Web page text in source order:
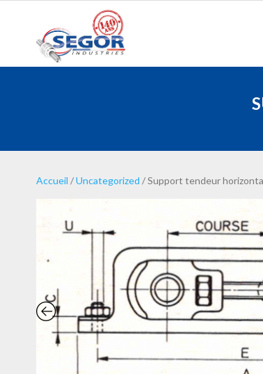
Accueil /Uncategorized / Support tendeur